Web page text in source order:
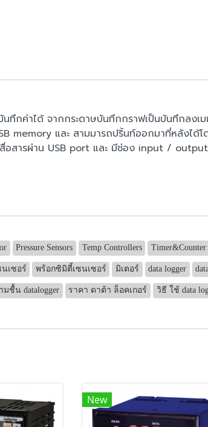
กค่าได้ จากกระดาษบันทึกกราฟเป็นบันทึกลงเ
memory และ สามมารถปริ้นท์ออกมาที่หลังไ
สื่อสารผ่าน USB port และ มีช่อง input /
Pressure Sensors Temp Controllers Timer&Counter
นเซอร์ พร้อกซิมิตี้เซนเซอร์ มิเตอร์ data logger
มชื้น datalogger ราคา ดาต้า ล็อคเกอร์ วิธี ใช้ data
New